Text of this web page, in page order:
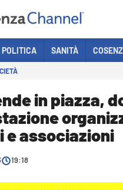
LAVORO
POLITICA SANITÀ
in piazza,
associazioni
19:18